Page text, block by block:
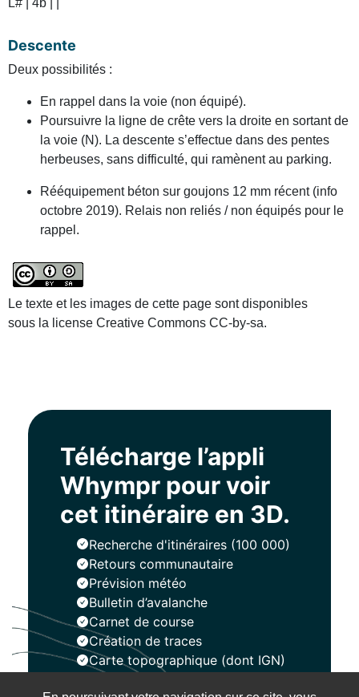
L# | 4b | |
Descente
Deux possibilités :
En rappel dans la voie (non équipé).
Poursuivre la ligne de crête vers la droite en sortant de
la voie (N). La descente s’effectue dans des pentes
herbeuses, sans difficulté, qui ramènent au parking.
Rééquipement béton sur goujons 12 mm récent (info
octobre 2019). Relais non reliés / non équipés pour le
rappel.
Le texte et les images de cette page sont disponibles
sous la license Creative Commons CC-by-sa.
Télécharge l’appli
Whympr pour voir
cet itinéraire en 3D.
Recherche d'itinéraires (100 000)
Retours communautaire
Prévision météo
Bulletin d’avalanche
Carnet de course
Création de traces
Carte topographique (dont IGN)